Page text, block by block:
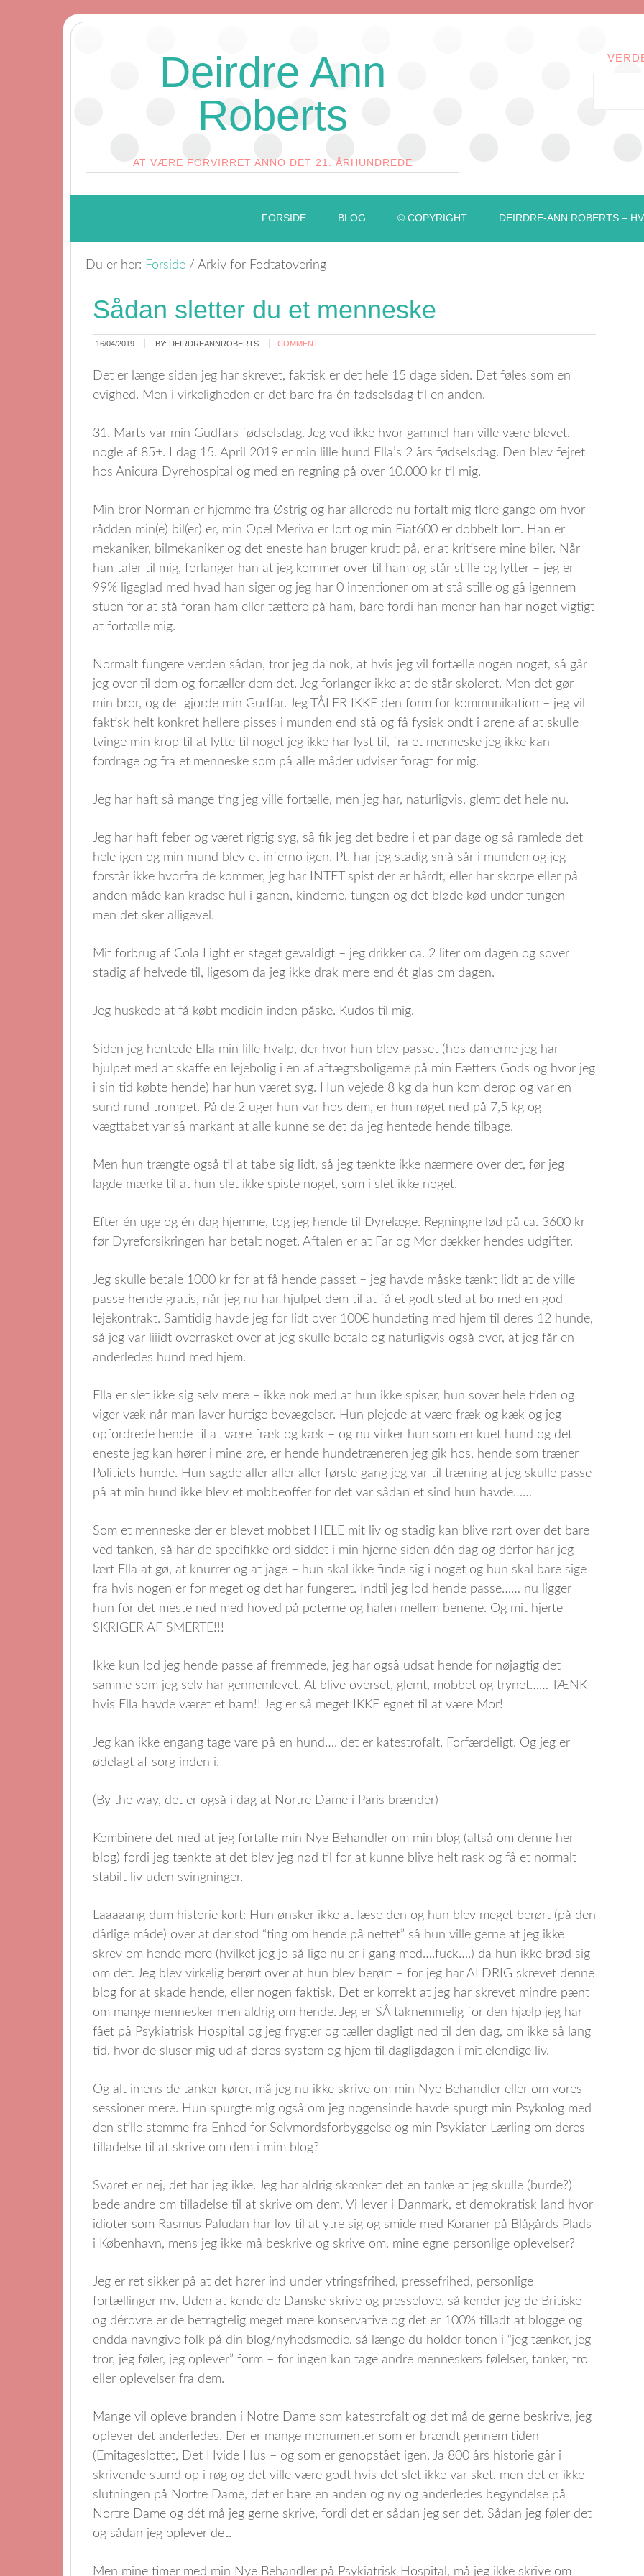
Deirdre Ann
Roberts
AT VÆRE FORVIRRET ANNO DET 21. ÅRHUNDREDE
FORSIDE BLOG © COPYRIGHT DEIRDRE-ANN ROBERTS –
Du er her: Forside / Arkiv for Fodtatovering
Sådan sletter du et menneske
16/04/2019 BY: DEIRDREANNROBERTS COMMENT
Det er længe siden jeg har skrevet, faktisk er det hele 15 dage siden. Det føles som en
evighed. Men i virkeligheden er det bare fra én fødselsdag til en anden.
31. Marts var min Gudfars fødselsdag. Jeg ved ikke hvor gammel han ville være blevet,
nogle af 85+. I dag 15. April 2019 er min lille hund Ella’s 2 års fødselsdag. Den blev fejret
hos Anicura Dyrehospital og med en regning på over 10.000 kr til mig.
Min bror Norman er hjemme fra Østrig og har allerede nu fortalt mig flere gange om hvor
rådden min(e) bil(er) er, min Opel Meriva er lort og min Fiat600 er dobbelt lort. Han er
mekaniker, bilmekaniker og det eneste han bruger krudt på, er at kritisere mine biler. Når
han taler til mig, forlanger han at jeg kommer over til ham og står stille og lytter – jeg er
99% ligeglad med hvad han siger og jeg har 0 intentioner om at stå stille og gå igennem
stuen for at stå foran ham eller tættere på ham, bare fordi han mener han har noget vigtigt
at fortælle mig.
Normalt fungere verden sådan, tror jeg da nok, at hvis jeg vil fortælle nogen noget, så går
jeg over til dem og fortæller dem det. Jeg forlanger ikke at de står skoleret. Men det gør
min bror, og det gjorde min Gudfar. Jeg TÅLER IKKE den form for kommunikation – jeg vil
faktisk helt konkret hellere pisses i munden end stå og få fysisk ondt i ørene af at skulle
tvinge min krop til at lytte til noget jeg ikke har lyst til, fra et menneske jeg ikke kan
fordrage og fra et menneske som på alle måder udviser foragt for mig.
Jeg har haft så mange ting jeg ville fortælle, men jeg har, naturligvis, glemt det hele nu.
Jeg har haft feber og været rigtig syg, så fik jeg det bedre i et par dage og så ramlede det
hele igen og min mund blev et inferno igen. Pt. har jeg stadig små sår i munden og jeg
forstår ikke hvorfra de kommer, jeg har INTET spist der er hårdt, eller har skorpe eller på
anden måde kan kradse hul i ganen, kinderne, tungen og det bløde kød under tungen –
men det sker alligevel.
Mit forbrug af Cola Light er steget gevaldigt – jeg drikker ca. 2 liter om dagen og sover
stadig af helvede til, ligesom da jeg ikke drak mere end ét glas om dagen.
Jeg huskede at få købt medicin inden påske. Kudos til mig.
Siden jeg hentede Ella min lille hvalp, der hvor hun blev passet (hos damerne jeg har
hjulpet med at skaffe en lejebolig i en af aftægtsboligerne på min Fætters Gods og hvor jeg
i sin tid købte hende) har hun været syg. Hun vejede 8 kg da hun kom derop og var en
sund rund trompet. På de 2 uger hun var hos dem, er hun røget ned på 7,5 kg og
vægttabet var så markant at alle kunne se det da jeg hentede hende tilbage.
Men hun trængte også til at tabe sig lidt, så jeg tænkte ikke nærmere over det, før jeg
lagde mærke til at hun slet ikke spiste noget, som i slet ikke noget.
Efter én uge og én dag hjemme, tog jeg hende til Dyrelæge. Regningne lød på ca. 3600 kr
før Dyreforsikringen har betalt noget. Aftalen er at Far og Mor dækker hendes udgifter.
Jeg skulle betale 1000 kr for at få hende passet – jeg havde måske tænkt lidt at de ville
passe hende gratis, når jeg nu har hjulpet dem til at få et godt sted at bo med en god
lejekontrakt. Samtidig havde jeg for lidt over 100€ hundeting med hjem til deres 12 hunde,
så jeg var liiidt overrasket over at jeg skulle betale og naturligvis også over, at jeg får en
anderledes hund med hjem.
Ella er slet ikke sig selv mere – ikke nok med at hun ikke spiser, hun sover hele tiden og
viger væk når man laver hurtige bevægelser. Hun plejede at være fræk og kæk og jeg
opfordrede hende til at være fræk og kæk – og nu virker hun som en kuet hund og det
eneste jeg kan hører i mine øre, er hende hundetræneren jeg gik hos, hende som træner
Politiets hunde. Hun sagde aller aller aller første gang jeg var til træning at jeg skulle passe
på at min hund ikke blev et mobbeoffer for det var sådan et sind hun havde……
Som et menneske der er blevet mobbet HELE mit liv og stadig kan blive rørt over det bare
ved tanken, så har de specifikke ord siddet i min hjerne siden dén dag og dérfor har jeg
lært Ella at gø, at knurrer og at jage – hun skal ikke finde sig i noget og hun skal bare sige
fra hvis nogen er for meget og det har fungeret. Indtil jeg lod hende passe…… nu ligger
hun for det meste ned med hoved på poterne og halen mellem benene. Og mit hjerte
SKRIGER AF SMERTE!!!
Ikke kun lod jeg hende passe af fremmede, jeg har også udsat hende for nøjagtig det
samme som jeg selv har gennemlevet. At blive overset, glemt, mobbet og trynet…… TÆNK
hvis Ella havde været et barn!! Jeg er så meget IKKE egnet til at være Mor!
Jeg kan ikke engang tage vare på en hund…. det er katestrofalt. Forfærdeligt. Og jeg er
ødelagt af sorg inden i.
(By the way, det er også i dag at Nortre Dame i Paris brænder)
Kombinere det med at jeg fortalte min Nye Behandler om min blog (altså om denne her
blog) fordi jeg tænkte at det blev jeg nød til for at kunne blive helt rask og få et normalt
stabilt liv uden svingninger.
Laaaaang dum historie kort: Hun ønsker ikke at læse den og hun blev meget berørt (på den
dårlige måde) over at der stod “ting om hende på nettet” så hun ville gerne at jeg ikke
skrev om hende mere (hvilket jeg jo så lige nu er i gang med….fuck….) da hun ikke brød sig
om det. Jeg blev virkelig berørt over at hun blev berørt – for jeg har ALDRIG skrevet denne
blog for at skade hende, eller nogen faktisk. Det er korrekt at jeg har skrevet mindre pænt
om mange mennesker men aldrig om hende. Jeg er SÅ taknemmelig for den hjælp jeg har
fået på Psykiatrisk Hospital og jeg frygter og tæller dagligt ned til den dag, om ikke så lang
tid, hvor de sluser mig ud af deres system og hjem til dagligdagen i mit elendige liv.
Og alt imens de tanker kører, må jeg nu ikke skrive om min Nye Behandler eller om vores
sessioner mere. Hun spurgte mig også om jeg nogensinde havde spurgt min Psykolog med
den stille stemme fra Enhed for Selvmordsforbyggelse og min Psykiater-Lærling om deres
tilladelse til at skrive om dem i mim blog?
Svaret er nej, det har jeg ikke. Jeg har aldrig skænket det en tanke at jeg skulle (burde?)
bede andre om tilladelse til at skrive om dem. Vi lever i Danmark, et demokratisk land hvor
idioter som Rasmus Paludan har lov til at ytre sig og smide med Koraner på Blågårds Plads
i København, mens jeg ikke må beskrive og skrive om, mine egne personlige oplevelser?
Jeg er ret sikker på at det hører ind under ytringsfrihed, pressefrihed, personlige
fortællinger mv. Uden at kende de Danske skrive og presselove, så kender jeg de Britiske
og dérovre er de betragtelig meget mere konservative og det er 100% tilladt at blogge og
endda navngive folk på din blog/nyhedsmedie, så længe du holder tonen i “jeg tænker, jeg
tror, jeg føler, jeg oplever” form – for ingen kan tage andre menneskers følelser, tanker, tro
eller oplevelser fra dem.
Mange vil opleve branden i Notre Dame som katestrofalt og det må de gerne beskrive, jeg
oplever det anderledes. Der er mange monumenter som er brændt gennem tiden
(Emitageslottet, Det Hvide Hus – og som er genopstået igen. Ja 800 års historie går i
skrivende stund op i røg og det ville være godt hvis det slet ikke var sket, men det er ikke
slutningen på Nortre Dame, det er bare en anden og ny og anderledes begyndelse på
Nortre Dame og dét må jeg gerne skrive, fordi det er sådan jeg ser det. Sådan jeg føler det
og sådan jeg oplever det.
Men mine timer med min Nye Behandler på Psykiatrisk Hospital, må jeg ikke skrive om